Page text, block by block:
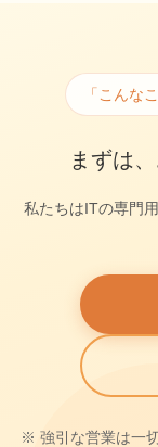
「こんな
まずは、
私たちはITの専門
※ 強引な営業は一